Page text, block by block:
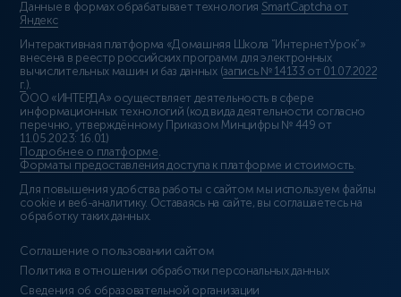
Данные в формах обрабатывает технология SmartCaptcha от
Яндекс
Интерактивная платформа «Домашняя Школа “ИнтернетУрок”»
внесена в реестр российских программ для электронных
вычислительных машин и баз данных (запись № 14133 от 01.07.2022
г.).
ООО «ИНТЕРДА» осуществляет деятельность в сфере
информационных технологий (код вида деятельности согласно
перечню, утверждённому Приказом Минцифры № 449 от
11.05.2023: 16.01)
Подробнее о платформе.
Форматы предоставления доступа к платформе и стоимость.
Для повышения удобства работы с сайтом мы используем файлы
cookie и веб-аналитику. Оставаясь на сайте, вы соглашаетесь на
обработку таких данных.
Соглашение о пользовании сайтом
Политика в отношении обработки персональных данных
Сведения об образовательной организации